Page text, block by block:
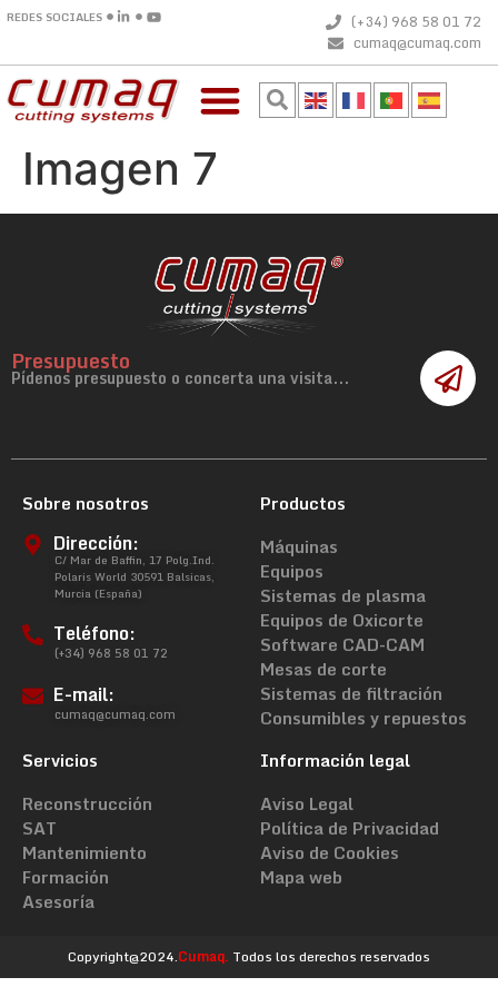
REDES SOCIALES
(+34) 968 58 01 72
cumaq@cumaq.com
Imagen 7
Presupuesto
Pídenos presupuesto o concerta una visita...
Sobre nosotros
Dirección:
C/ Mar de Baffin, 17 Polg.Ind.
Polaris World 30591 Balsicas,
Murcia (España)
Teléfono:
(+34) 968 58 01 72
E-mail:
cumaq@cumaq.com
Productos
Máquinas
Equipos
Sistemas de plasma
Equipos de Oxicorte
Software CAD-CAM
Mesas de corte
Sistemas de filtración
Consumibles y repuestos
Servicios
Reconstrucción
SAT
Mantenimiento
Formación
Asesoría
Información legal
Aviso Legal
Política de Privacidad
Aviso de Cookies
Mapa web
Copyright@2024.Cumaq. Todos los derechos reservados